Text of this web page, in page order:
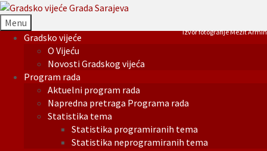
Menu
Gradsko vijeće
O Vijeću
Novosti Gradskog vijeća
Program rada
Aktuelni program rada
Napredna pretraga Programa rada
Statistika tema
Statistika programiranih tema
Statistika neprogramiranih tema
Izvor fotografije Mezit Armin